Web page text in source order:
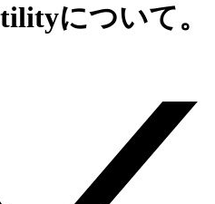
について。